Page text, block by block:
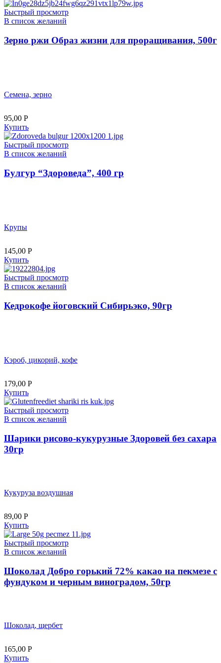
Быстрый просмотр
В список желаний
Зерно ржи Образ жизни для проращивания, 500г
Семена, зерно
95,00 Р
Купить
Быстрый просмотр
В список желаний
Булгур “Здороведа”, 400 гр
Крупы
145,00 Р
Купить
Быстрый просмотр
В список желаний
Кедрокофе йоговский Сибирьэко, 90гр
Кэроб, цикорий, кофе
179,00 Р
Купить
Быстрый просмотр
В список желаний
Шарики рисово-кукурузные Здоровей без сахара
30гр
Кукуруза воздушная
89,00 Р
Купить
Быстрый просмотр
В список желаний
Шоколад Добро горький 72% какао на пекмезе с
фундуком и черным виноградом, 50гр
Шоколад, щербет
165,00 Р
Купить